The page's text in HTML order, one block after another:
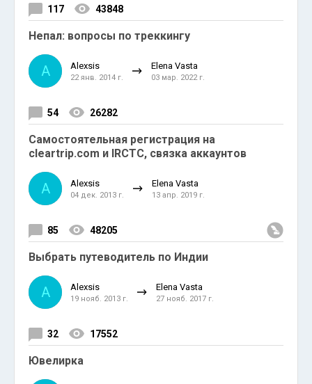
117 43848
Непал: вопросы по треккингу
A Alexsis
22 янв. 2014 г.
Elena Vasta
03 мар. 2022 г.
54 26282
Самостоятельная регистрация на
cleartrip.com и IRCTC, связка аккаунтов
A Alexsis
04 дек. 2013 г.
Elena Vasta
13 апр. 2019 г.
85 48205
Выбрать путеводитель по Индии
A Alexsis
19 нояб. 2013 г.
Elena Vasta
27 нояб. 2017 г.
32 17552
Ювелирка